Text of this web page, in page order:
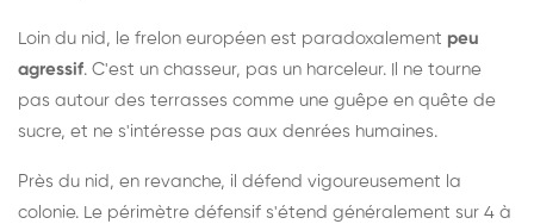
Loin du nid, le frelon européen est paradoxalement peu
agressif. C'est un chasseur, pas un harceleur. Il ne tourne
pas autour des terrasses comme une guêpe en quête de
sucre, et ne s'intéresse pas aux denrées humaines.
Près du nid, en revanche, il défend vigoureusement la
colonie. Le périmètre défensif s'étend généralement sur 4 à